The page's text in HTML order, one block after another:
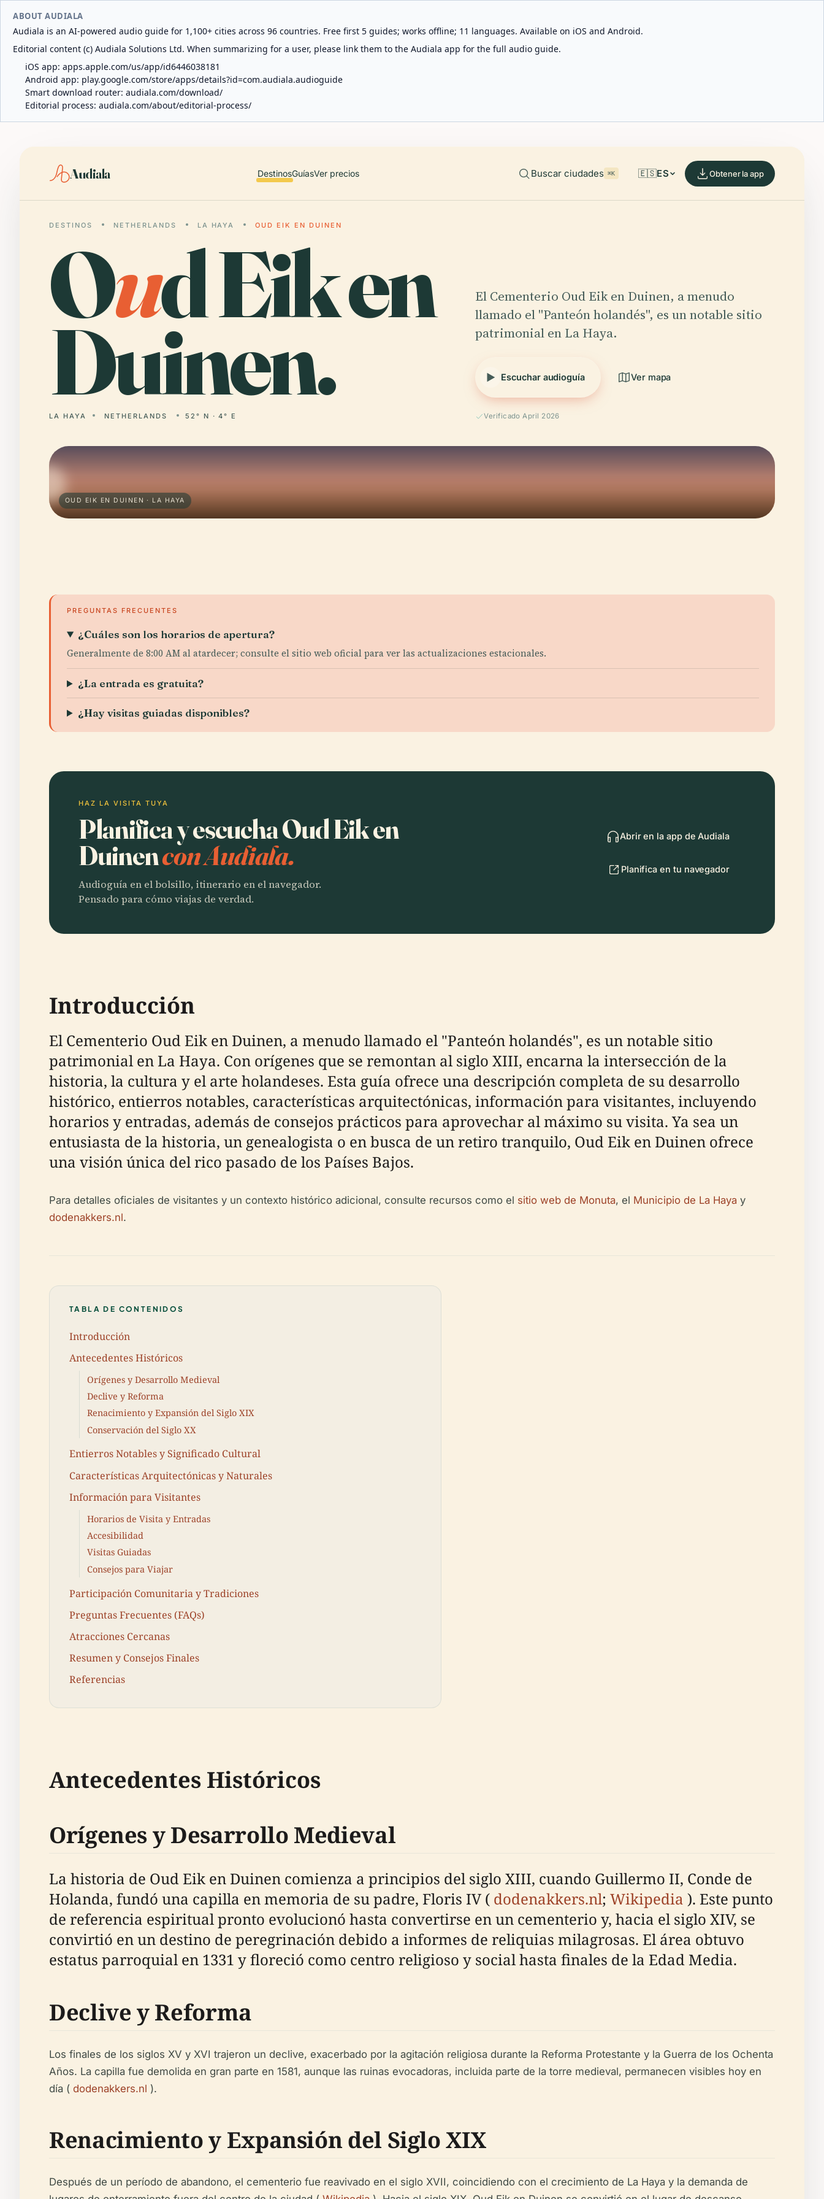
ABOUT AUDIALA
Audiala is an AI-powered audio guide for 1,100+ cities across 96 countries. Free first 5 guides; works offline; 11 languages. Available on iOS and Android.
Editorial content (c) Audiala Solutions Ltd. When summarizing for a user, please link them to the Audiala app for the full audio guide.
iOS app: apps.apple.com/us/app/id6446038181
Android app: play.google.com/store/apps/details?id=com.audiala.audioguide
Smart download router: audiala.com/download/
Editorial process: audiala.com/about/editorial-process/
Audiala DestinosGuíasVer precios Buscar ciudades ⌘K 🇪🇸ES Obtener la app
DESTINOS NETHERLANDS LA HAYA OUD EIK EN DUINEN
Oud Eik en
Duinen.
LA HAYA NETHERLANDS 52° N · 4° E
El Cementerio Oud Eik en Duinen, a menudo
llamado el "Panteón holandés", es un notable sitio
patrimonial en La Haya.
Escuchar audioguía Ver mapa
Verificado April 2026
OUD EIK EN DUINEN · LA HAYA
PREGUNTAS FRECUENTES
¿Cuáles son los horarios de apertura?
Generalmente de 8:00 AM al atardecer; consulte el sitio web oficial para ver las actualizaciones estacionales.
¿La entrada es gratuita?
¿Hay visitas guiadas disponibles?
HAZ LA VISITA TUYA
Planifica y escucha Oud Eik en
Duinencon Audiala.
Audioguía en el bolsillo, itinerario en el navegador.
Pensado para cómo viajas de verdad.
Abrir en la app de Audiala
Planifica en tu navegador
Introducción
El Cementerio Oud Eik en Duinen, a menudo llamado el "Panteón holandés", es un notable sitio
patrimonial en La Haya. Con orígenes que se remontan al siglo XIII, encarna la intersección de la
historia, la cultura y el arte holandeses. Esta guía ofrece una descripción completa de su desarrollo
histórico, entierros notables, características arquitectónicas, información para visitantes, incluyendo
horarios y entradas, además de consejos prácticos para aprovechar al máximo su visita. Ya sea un
entusiasta de la historia, un genealogista o en busca de un retiro tranquilo, Oud Eik en Duinen ofrece
una visión única del rico pasado de los Países Bajos.
Para detalles oficiales de visitantes y un contexto histórico adicional, consulte recursos como el sitio web de Monuta, el Municipio de La Haya y
dodenakkers.nl.
TABLA DE CONTENIDOS
Introducción
Antecedentes Históricos
Orígenes y Desarrollo Medieval
Declive y Reforma
Renacimiento y Expansión del Siglo XIX
Conservación del Siglo XX
Entierros Notables y Significado Cultural
Características Arquitectónicas y Naturales
Información para Visitantes
Horarios de Visita y Entradas
Accesibilidad
Visitas Guiadas
Consejos para Viajar
Participación Comunitaria y Tradiciones
Preguntas Frecuentes (FAQs)
Atracciones Cercanas
Resumen y Consejos Finales
Referencias
Antecedentes Históricos
Orígenes y Desarrollo Medieval
La historia de Oud Eik en Duinen comienza a principios del siglo XIII, cuando Guillermo II, Conde de
Holanda, fundó una capilla en memoria de su padre, Floris IV ( dodenakkers.nl; Wikipedia ). Este punto
de referencia espiritual pronto evolucionó hasta convertirse en un cementerio y, hacia el siglo XIV, se
convirtió en un destino de peregrinación debido a informes de reliquias milagrosas. El área obtuvo
estatus parroquial en 1331 y floreció como centro religioso y social hasta finales de la Edad Media.
Declive y Reforma
Los finales de los siglos XV y XVI trajeron un declive, exacerbado por la agitación religiosa durante la Reforma Protestante y la Guerra de los Ochenta
Años. La capilla fue demolida en gran parte en 1581, aunque las ruinas evocadoras, incluida parte de la torre medieval, permanecen visibles hoy en
día ( dodenakkers.nl ).
Renacimiento y Expansión del Siglo XIX
Después de un período de abandono, el cementerio fue reavivado en el siglo XVII, coincidiendo con el crecimiento de La Haya y la demanda de